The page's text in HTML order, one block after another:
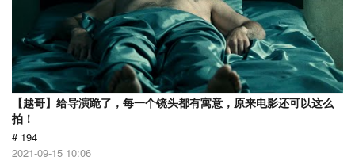
【越哥】给导演跪了，每一个镜头都有寓意，原来电影还可以这么
拍！
# 194
2021-09-15 10:06